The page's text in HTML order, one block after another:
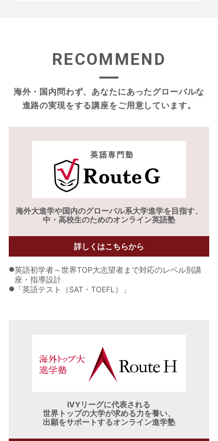
RECOMMEND
海外・国内問わず、あなたにあったグローバルな
進路の実現をする講座をご用意しています。
海外大進学や国内のグローバル系大学進学を目指す、
中・高校生のためのオンライン英語塾
詳しくはこちらから
●英語初学者～世界TOP大志望者まで対応のレベル別講
座・指導設計
● 「英語テスト（SAT・TOEFL）」
IVYリーグに代表される
世界トップの大学が求める力を養い、
出願をサポートするオンライン進学塾